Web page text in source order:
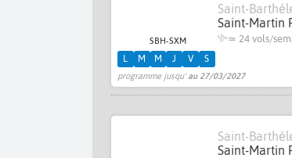
SBH-SXM
Saint-
Saint-Martin
≃ 24 vols/
programme jusqu'au 27/03/2027
L M M J V S
Saint-
Saint-Martin